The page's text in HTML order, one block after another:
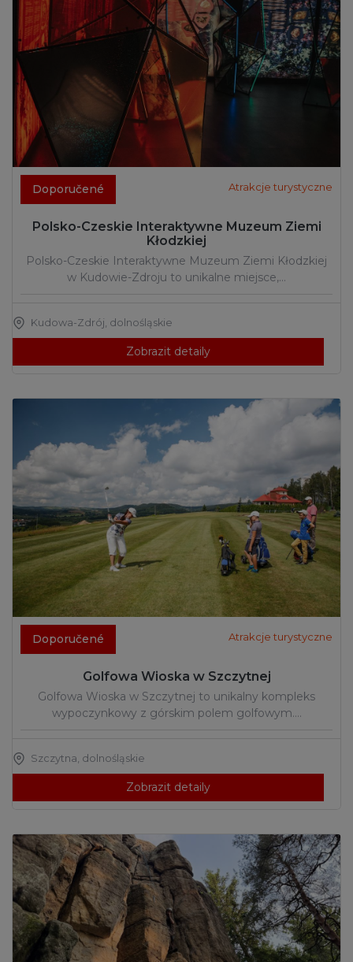
Doporučené Atrakcje turystyczne
Polsko-Czeskie Interaktywne Muzeum Ziemi
Kłodzkiej
Polsko-Czeskie Interaktywne Muzeum Ziemi Kłodzkiej
w Kudowie-Zdroju to unikalne miejsce,…
Kudowa-Zdrój, dolnośląskie
Zobrazit detaily
Doporučené Atrakcje turystyczne
Golfowa Wioska w Szczytnej
Golfowa Wioska w Szczytnej to unikalny kompleks
wypoczynkowy z górskim polem golfowym.…
Szczytna, dolnośląskie
Zobrazit detaily